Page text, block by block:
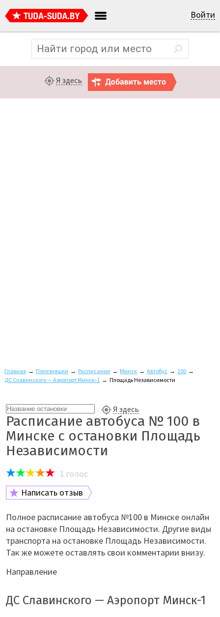
Войти
Я здесь
Главная → Полезняшки → Расписание → Минск → Автобус → 100 →
ДС Славинского — Аэропорт Минск-1 → Площадь Независимости
Я здесь
Расписание автобуса № 100 в
Минске с остановки Площадь
Независимости
1 голос
Написать отзыв
Полное расписание автобуса №100 в Минске онлайн
на остановке Площадь Независимости. Другие виды
транспорта на остановке Площадь Независимости.
Так же можете оставлять свои комментарии внизу.
Направление
ДС Славинского — Аэропорт Минск-1